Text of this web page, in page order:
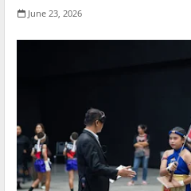
June 23, 2026